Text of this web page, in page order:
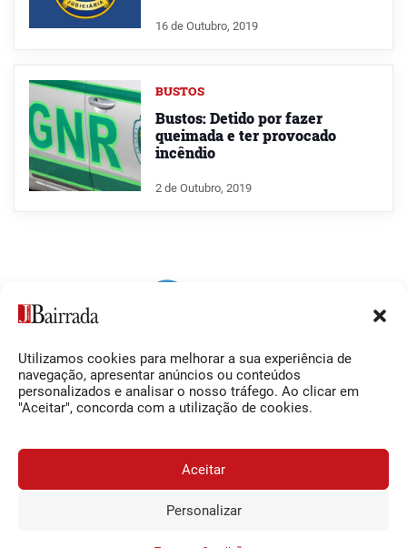
Utilizamos cookies para melhorar a sua experiência de
navegação, apresentar anúncios ou conteúdos
personalizados e analisar o nosso tráfego. Ao clicar em
"Aceitar", concorda com a utilização de cookies.
Aceitar
Personalizar
16 de Outubro, 2019
BUSTOS
Bustos: Detido por fazer
queimada e ter provocado
incêndio
2 de Outubro, 2019
Siga-nos
Facebook
O Jornal da Bairrada
Contactos
Termos e Condições